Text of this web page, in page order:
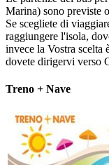
Marina) sono previste
Se scegliete di
raggiungere l'isola,
invece la Vostra scelta
dovete dirigervi verso
Treno + Nave